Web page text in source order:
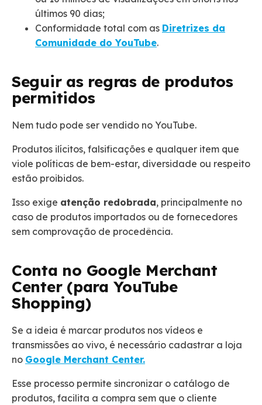
últimos 90 dias;
Conformidade total com as Diretrizes da
Comunidade do YouTube.
Seguir as regras de produtos
permitidos
Nem tudo pode ser vendido no YouTube.
Produtos ilícitos, falsificações e qualquer item que
viole políticas de bem-estar, diversidade ou respeito
estão proibidos.
Isso exige atenção redobrada, principalmente no
caso de produtos importados ou de fornecedores
sem comprovação de procedência.
Conta no Google Merchant
Center (para YouTube
Shopping)
Se a ideia é marcar produtos nos vídeos e
transmissões ao vivo, é necessário cadastrar a loja
no Google Merchant Center.
Esse processo permite sincronizar o catálogo de
produtos, facilita a compra sem que o cliente